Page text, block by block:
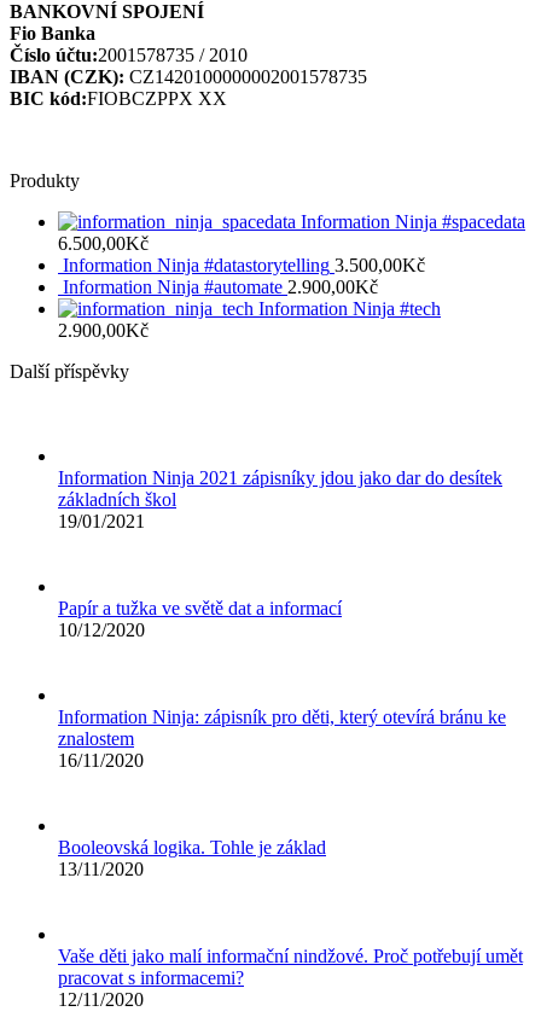
BANKOVNÍ SPOJENÍ
Fio Banka
Číslo účtu:2001578735 / 2010
IBAN (CZK): CZ1420100000002001578735
BIC kód:FIOBCZPPX XX
Produkty
Information Ninja #spacedata
6.500,00Kč
Information Ninja #datastorytelling 3.500,00Kč
Information Ninja #automate 2.900,00Kč
Information Ninja #tech
2.900,00Kč
Další příspěvky
Information Ninja 2021 zápisníky jdou jako dar do desítek
základních škol
19/01/2021
Papír a tužka ve světě dat a informací
10/12/2020
Information Ninja: zápisník pro děti, který otevírá bránu ke
znalostem
16/11/2020
Booleovská logika. Tohle je základ
13/11/2020
Vaše děti jako malí informační nindžové. Proč potřebují umět
pracovat s informacemi?
12/11/2020